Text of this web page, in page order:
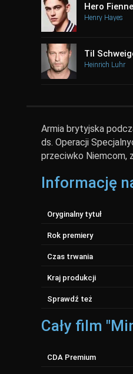
Hero
Henry Hayes
Til
Heinrich Luhr
Armia brytyjska
ds. Operacji
przeciwko Niemcom,
Informację
Oryginalny tytuł
Rok premiery
Czas trwania
Kraj produkcji
Sprawdź też
Cały film
CDA Premium